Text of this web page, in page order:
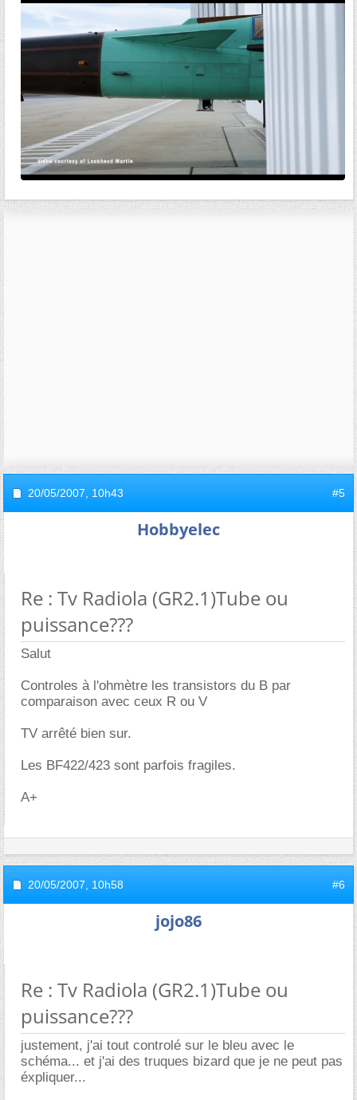
20/05/2007, 10h43 #5
Hobbyelec
Re : Tv Radiola (GR2.1)Tube ou
puissance???
Salut
Controles à l'ohmètre les transistors du B par
comparaison avec ceux R ou V
TV arrêté bien sur.
Les BF422/423 sont parfois fragiles.
A+
20/05/2007, 10h58 #6
jojo86
Re : Tv Radiola (GR2.1)Tube ou
puissance???
justement, j'ai tout controlé sur le bleu avec le
schéma... et j'ai des truques bizard que je ne peut pas
éxpliquer...